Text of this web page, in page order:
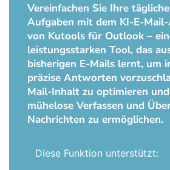
Vereinfachen Sie Ihre
Aufgaben mit dem KI-E-
von Kutools für Outlook –
leistungsstarken Tool, das
bisherigen E-Mails lernt, um
präzise Antworten
Mail-Inhalt zu optimieren
mühelose Verfassen und
Nachrichten zu ermöglichen.
Diese Funktion unterstützt: